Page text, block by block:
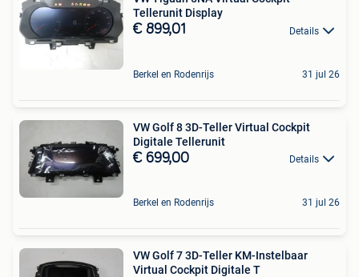
Tellerunit Display
€ 899,01 Details
Berkel en Rodenrijs 31 jul 26
VW Golf 8 3D-Teller Virtual Cockpit
Digitale Tellerunit
€ 699,00 Details
Berkel en Rodenrijs 31 jul 26
VW Golf 7 3D-Teller KM-Instelbaar
Virtual Cockpit Digitale T